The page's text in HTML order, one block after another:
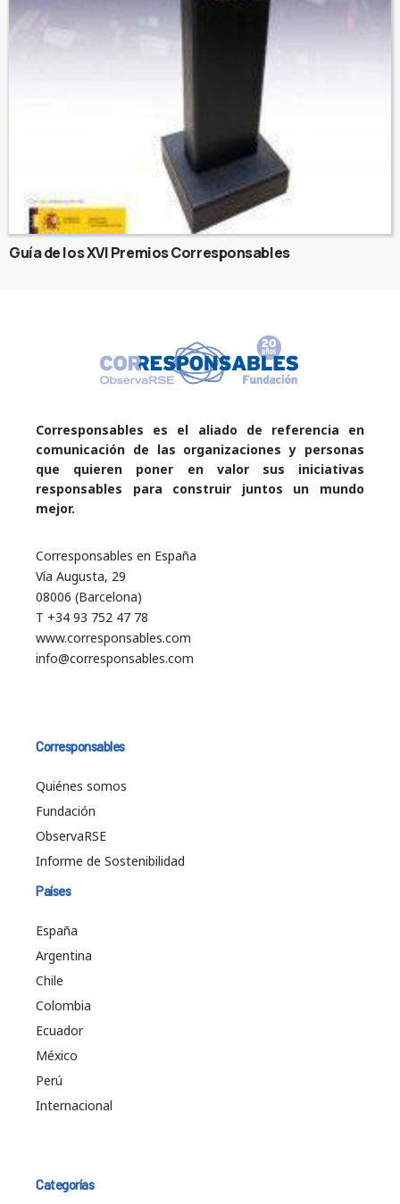
Guía de los XVI Premios Corresponsables
Corresponsables es el aliado de referencia en
comunicación de las organizaciones y personas
que quieren poner en valor sus iniciativas
responsables para construir juntos un mundo
mejor.
Corresponsables en España
Vía Augusta, 29
08006 (Barcelona)
T +34 93 752 47 78
www.corresponsables.com
info@corresponsables.com
Corresponsables
Quiénes somos
Fundación
ObservaRSE
Informe de Sostenibilidad
Países
España
Argentina
Chile
Colombia
Ecuador
México
Perú
Internacional
Categorías